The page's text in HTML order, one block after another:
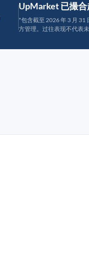
UpMarket 已撮
*包含截至 2026 年 3 月
方管理。过往表现不代表未